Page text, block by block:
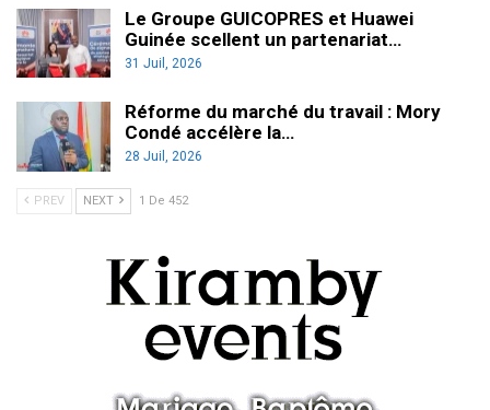
Le Groupe GUICOPRES et Huawei
Guinée scellent un partenariat…
31 Juil, 2026
Réforme du marché du travail : Mory
Condé accélère la…
28 Juil, 2026
PREV NEXT 1 De 452